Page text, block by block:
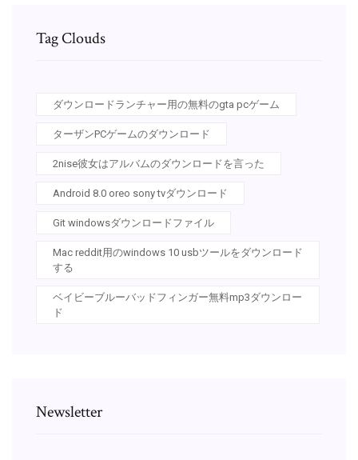
Tag Clouds
ダウンロードランチャー用の無料のgta pcゲーム
ターザンPCゲームのダウンロード
2nise彼女はアルバムのダウンロードを言った
Android 8.0 oreo sony tvダウンロード
Git windowsダウンロードファイル
Mac reddit用のwindows 10 usbツールをダウンロード
する
ベイビーブルーバッドフィンガー無料mp3ダウンロー
ド
Newsletter